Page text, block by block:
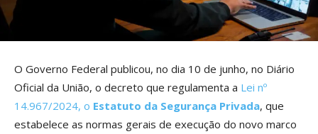
O Governo Federal publicou, no dia 10 de junho, no Diário
Oficial da União, o decreto que regulamenta a Lei nº
14.967/2024, o Estatuto da Segurança Privada, que
estabelece as normas gerais de execução do novo marco